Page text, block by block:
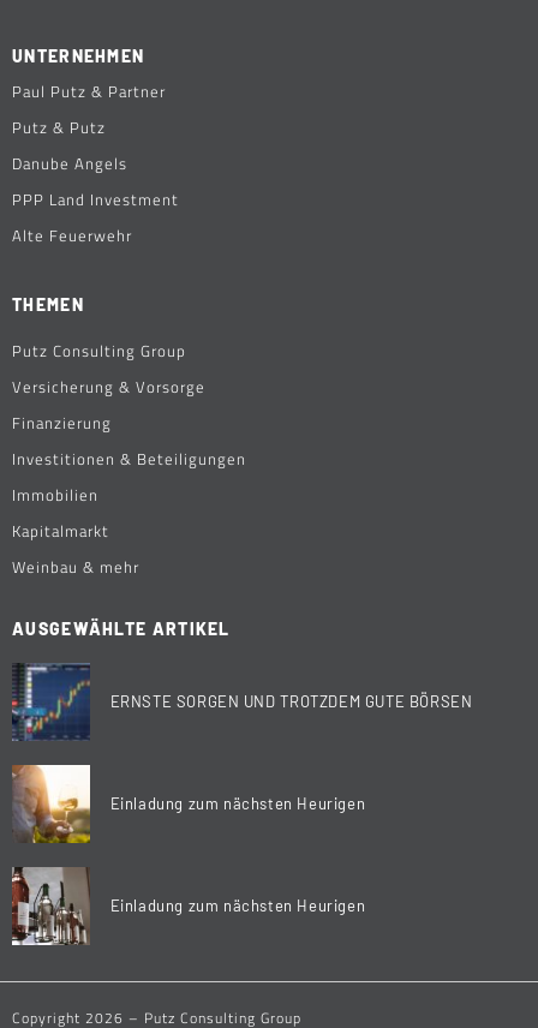
UNTERNEHMEN
Paul Putz & Partner
Putz & Putz
Danube Angels
PPP Land Investment
Alte Feuerwehr
THEMEN
Putz Consulting Group
Versicherung & Vorsorge
Finanzierung
Investitionen & Beteiligungen
Immobilien
Kapitalmarkt
Weinbau & mehr
AUSGEWÄHLTE ARTIKEL
ERNSTE SORGEN UND TROTZDEM GUTE BÖRSEN
Einladung zum nächsten Heurigen
Einladung zum nächsten Heurigen
Copyright 2026 – Putz Consulting Group